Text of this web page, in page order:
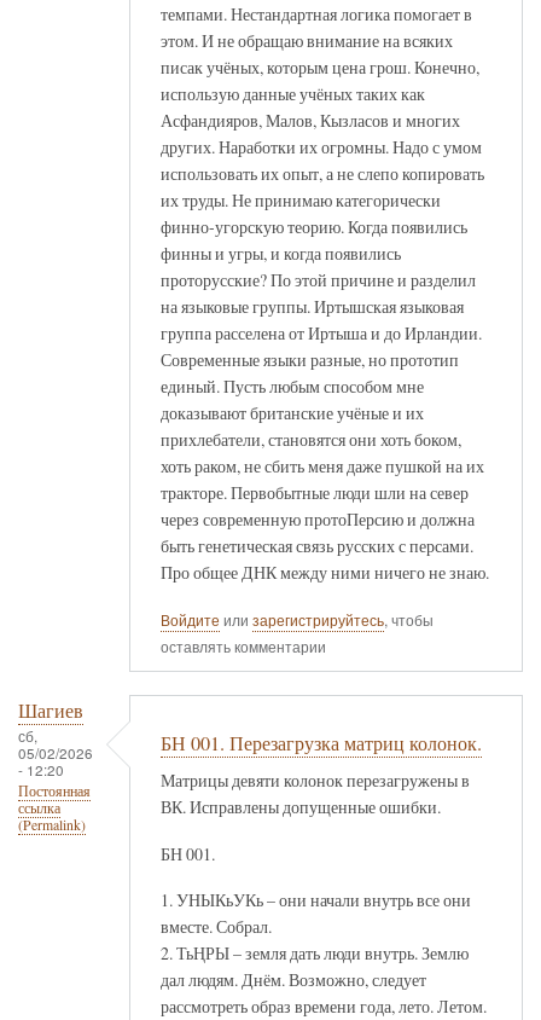
темпами. Нестандартная логика помогает в
этом. И не обращаю внимание на всяких
писак учёных, которым цена грош. Конечно,
использую данные учёных таких как
Асфандияров, Малов, Кызласов и многих
других. Наработки их огромны. Надо с умом
использовать их опыт, а не слепо копировать
их труды. Не принимаю категорически
финно-угорскую теорию. Когда появились
финны и угры, и когда появились
проторусские? По этой причине и разделил
на языковые группы. Иртышская языковая
группа расселена от Иртыша и до Ирландии.
Современные языки разные, но прототип
единый. Пусть любым способом мне
доказывают британские учёные и их
прихлебатели, становятся они хоть боком,
хоть раком, не сбить меня даже пушкой на их
тракторе. Первобытные люди шли на север
через современную протоПерсию и должна
быть генетическая связь русских с персами.
Про общее ДНК между ними ничего не знаю.
Войдите или зарегистрируйтесь, чтобы
оставлять комментарии
Шагиев
сб,
05/02/2026
- 12:20
Постоянная
ссылка
(Permalink)
БН 001. Перезагрузка матриц колонок.
Матрицы девяти колонок перезагружены в
ВК. Исправлены допущенные ошибки.
БН 001.
1. УНЫКьУКь – они начали внутрь все они
вместе. Собрал.
2. ТьҢРЫ – земля дать люди внутрь. Землю
дал людям. Днём. Возможно, следует
рассмотреть образ времени года, лето. Летом.